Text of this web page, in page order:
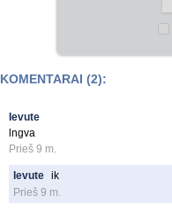
KOMENTARAI (2):
Ievute
lngva
Prieš 9 m.
Ievute ik
Prieš 9 m.